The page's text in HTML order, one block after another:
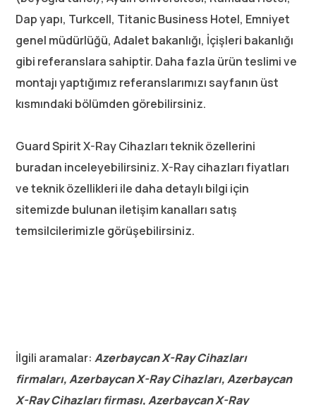
Dap yapı, Turkcell, Titanic Business Hotel, Emniyet
genel müdürlüğü, Adalet bakanlığı, İçişleri bakanlığı
gibi referanslara sahiptir. Daha fazla ürün teslimi ve
montajı yaptığımız referanslarımızı sayfanın üst
kısmındaki bölümden görebilirsiniz.
Guard Spirit X-Ray Cihazları teknik özellerini
buradan inceleyebilirsiniz. X-Ray cihazları fiyatları
ve teknik özellikleri ile daha detaylı bilgi için
sitemizde bulunan iletişim kanalları satış
temsilcilerimizle görüşebilirsiniz.
İlgili aramalar:Azerbaycan X-Ray Cihazları
firmaları, Azerbaycan X-Ray Cihazları, Azerbaycan
X-Ray Cihazları firması, Azerbaycan X-Ray